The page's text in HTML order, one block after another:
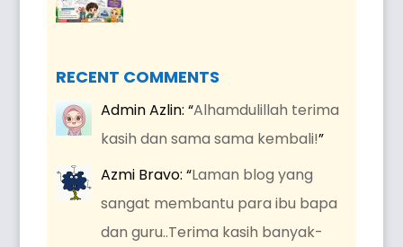
RECENT COMMENTS
Admin Azlin: “Alhamdulillah terima
kasih dan sama sama kembali!”
Azmi Bravo: “Laman blog yang
sangat membantu para ibu bapa
dan guru..Terima kasih banyak-